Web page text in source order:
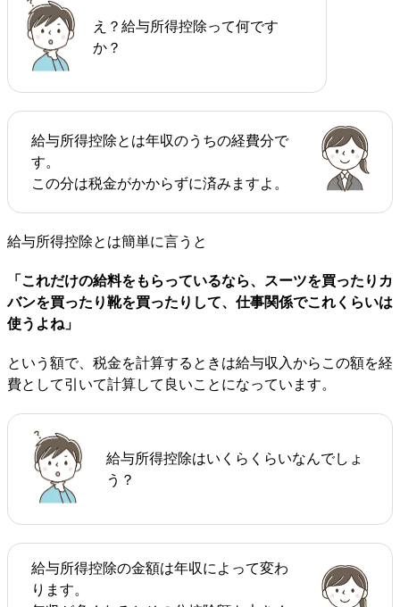
え？給与所得控除って何です
か？
給与所得控除とは年収のうちの経費分で
す。
この分は税金がかからずに済みますよ。
給与所得控除とは簡単に言うと
「これだけの給料をもらっているなら、スーツを買ったりカ
バンを買ったり靴を買ったりして、仕事関係でこれくらいは
使うよね」
という額で、税金を計算するときは給与収入からこの額を経
費として引いて計算して良いことになっています。
給与所得控除はいくらくらいなんでしょ
う？
給与所得控除の金額は年収によって変わ
ります。